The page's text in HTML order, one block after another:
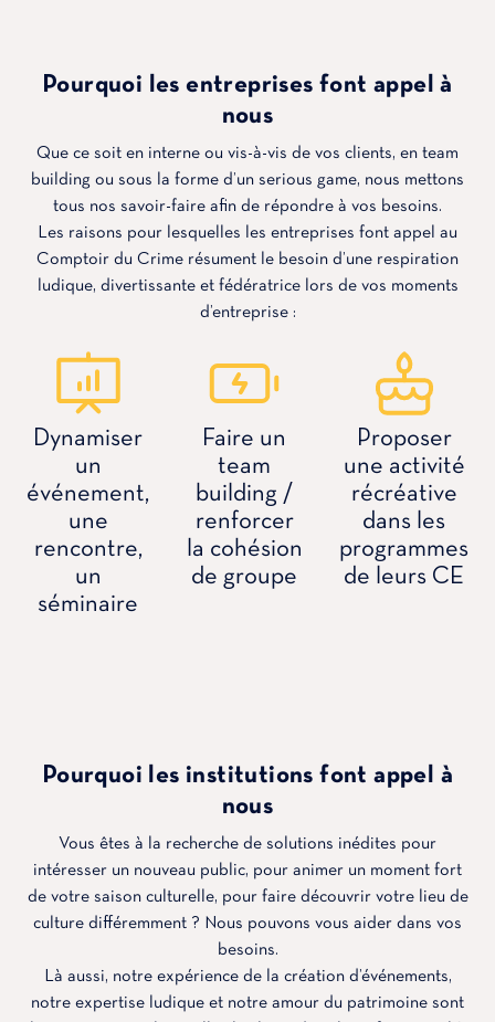
Pourquoi les entreprises font appel à
nous
Que ce soit en interne ou vis-à-vis de vos clients, en team
building ou sous la forme d’un serious game, nous mettons
tous nos savoir-faire afin de répondre à vos besoins.
Les raisons pour lesquelles les entreprises font appel au
Comptoir du Crime résument le besoin d’une respiration
ludique, divertissante et fédératrice lors de vos moments
d’entreprise :
Dynamiser
un
événement,
une
rencontre,
un
séminaire
Faire un
team
building /
renforcer
la cohésion
de groupe
Proposer
une activité
récréative
dans les
programmes
de leurs CE
Pourquoi les institutions font appel à
nous
Vous êtes à la recherche de solutions inédites pour
intéresser un nouveau public, pour animer un moment fort
de votre saison culturelle, pour faire découvrir votre lieu de
culture différemment ? Nous pouvons vous aider dans vos
besoins.
Là aussi, notre expérience de la création d’événements,
notre expertise ludique et notre amour du patrimoine sont